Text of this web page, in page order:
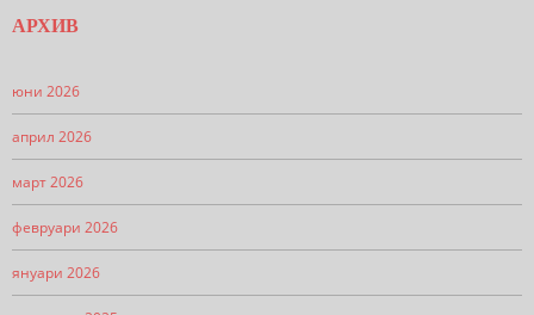
АРХИВ
юни 2026
април 2026
март 2026
февруари 2026
януари 2026